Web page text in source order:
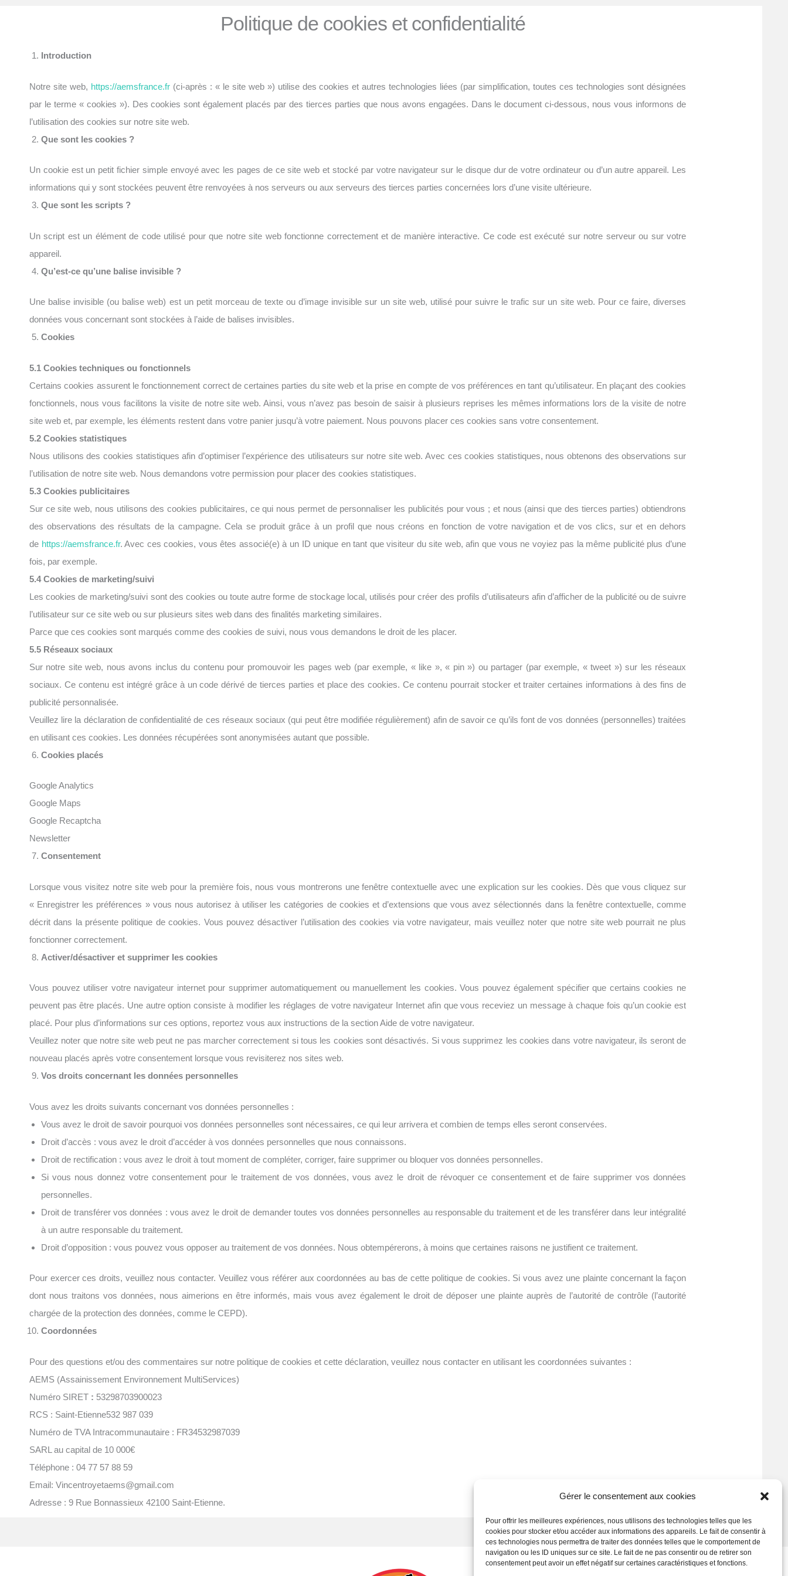
Gérer le consentement aux cookies
Pour offrir les meilleures expériences, nous utilisons des technologies telles que les
cookies pour stocker et/ou accéder aux informations des appareils. Le fait de consentir à
ces technologies nous permettra de traiter des données telles que le comportement de
navigation ou les ID uniques sur ce site. Le fait de ne pas consentir ou de retirer son
consentement peut avoir un effet négatif sur certaines caractéristiques et fonctions.
Politique de cookies et confidentialité
Introduction
Notre site web, https://aemsfrance.fr (ci-après : « le site web ») utilise des cookies et autres technologies liées (par simplification, toutes ces technologies sont désignées
par le terme « cookies »). Des cookies sont également placés par des tierces parties que nous avons engagées. Dans le document ci-dessous, nous vous informons de
l’utilisation des cookies sur notre site web.
Que sont les cookies ?
Un cookie est un petit fichier simple envoyé avec les pages de ce site web et stocké par votre navigateur sur le disque dur de votre ordinateur ou d’un autre appareil. Les
informations qui y sont stockées peuvent être renvoyées à nos serveurs ou aux serveurs des tierces parties concernées lors d’une visite ultérieure.
Que sont les scripts ?
Un script est un élément de code utilisé pour que notre site web fonctionne correctement et de manière interactive. Ce code est exécuté sur notre serveur ou sur votre
appareil.
Qu’est-ce qu’une balise invisible ?
Une balise invisible (ou balise web) est un petit morceau de texte ou d’image invisible sur un site web, utilisé pour suivre le trafic sur un site web. Pour ce faire, diverses
données vous concernant sont stockées à l’aide de balises invisibles.
Cookies
5.1 Cookies techniques ou fonctionnels
Certains cookies assurent le fonctionnement correct de certaines parties du site web et la prise en compte de vos préférences en tant qu’utilisateur. En plaçant des cookies
fonctionnels, nous vous facilitons la visite de notre site web. Ainsi, vous n’avez pas besoin de saisir à plusieurs reprises les mêmes informations lors de la visite de notre
site web et, par exemple, les éléments restent dans votre panier jusqu’à votre paiement. Nous pouvons placer ces cookies sans votre consentement.
5.2 Cookies statistiques
Nous utilisons des cookies statistiques afin d’optimiser l’expérience des utilisateurs sur notre site web. Avec ces cookies statistiques, nous obtenons des observations sur
l’utilisation de notre site web. Nous demandons votre permission pour placer des cookies statistiques.
5.3 Cookies publicitaires
Sur ce site web, nous utilisons des cookies publicitaires, ce qui nous permet de personnaliser les publicités pour vous ; et nous (ainsi que des tierces parties) obtiendrons
des observations des résultats de la campagne. Cela se produit grâce à un profil que nous créons en fonction de votre navigation et de vos clics, sur et en dehors
de https://aemsfrance.fr. Avec ces cookies, vous êtes associé(e) à un ID unique en tant que visiteur du site web, afin que vous ne voyiez pas la même publicité plus d’une
fois, par exemple.
5.4 Cookies de marketing/suivi
Les cookies de marketing/suivi sont des cookies ou toute autre forme de stockage local, utilisés pour créer des profils d’utilisateurs afin d’afficher de la publicité ou de suivre
l’utilisateur sur ce site web ou sur plusieurs sites web dans des finalités marketing similaires.
Parce que ces cookies sont marqués comme des cookies de suivi, nous vous demandons le droit de les placer.
5.5 Réseaux sociaux
Sur notre site web, nous avons inclus du contenu pour promouvoir les pages web (par exemple, « like », « pin ») ou partager (par exemple, « tweet ») sur les réseaux
sociaux. Ce contenu est intégré grâce à un code dérivé de tierces parties et place des cookies. Ce contenu pourrait stocker et traiter certaines informations à des fins de
publicité personnalisée.
Veuillez lire la déclaration de confidentialité de ces réseaux sociaux (qui peut être modifiée régulièrement) afin de savoir ce qu’ils font de vos données (personnelles) traitées
en utilisant ces cookies. Les données récupérées sont anonymisées autant que possible.
Cookies placés
Google Analytics
Google Maps
Google Recaptcha
Newsletter
Consentement
Lorsque vous visitez notre site web pour la première fois, nous vous montrerons une fenêtre contextuelle avec une explication sur les cookies. Dès que vous cliquez sur
« Enregistrer les préférences » vous nous autorisez à utiliser les catégories de cookies et d’extensions que vous avez sélectionnés dans la fenêtre contextuelle, comme
décrit dans la présente politique de cookies. Vous pouvez désactiver l’utilisation des cookies via votre navigateur, mais veuillez noter que notre site web pourrait ne plus
fonctionner correctement.
Activer/désactiver et supprimer les cookies
Vous pouvez utiliser votre navigateur internet pour supprimer automatiquement ou manuellement les cookies. Vous pouvez également spécifier que certains cookies ne
peuvent pas être placés. Une autre option consiste à modifier les réglages de votre navigateur Internet afin que vous receviez un message à chaque fois qu’un cookie est
placé. Pour plus d’informations sur ces options, reportez vous aux instructions de la section Aide de votre navigateur.
Veuillez noter que notre site web peut ne pas marcher correctement si tous les cookies sont désactivés. Si vous supprimez les cookies dans votre navigateur, ils seront de
nouveau placés après votre consentement lorsque vous revisiterez nos sites web.
Vos droits concernant les données personnelles
Vous avez les droits suivants concernant vos données personnelles :
Vous avez le droit de savoir pourquoi vos données personnelles sont nécessaires, ce qui leur arrivera et combien de temps elles seront conservées.
Droit d’accès : vous avez le droit d’accéder à vos données personnelles que nous connaissons.
Droit de rectification : vous avez le droit à tout moment de compléter, corriger, faire supprimer ou bloquer vos données personnelles.
Si vous nous donnez votre consentement pour le traitement de vos données, vous avez le droit de révoquer ce consentement et de faire supprimer vos données
personnelles.
Droit de transférer vos données : vous avez le droit de demander toutes vos données personnelles au responsable du traitement et de les transférer dans leur intégralité
à un autre responsable du traitement.
Droit d’opposition : vous pouvez vous opposer au traitement de vos données. Nous obtempérerons, à moins que certaines raisons ne justifient ce traitement.
Pour exercer ces droits, veuillez nous contacter. Veuillez vous référer aux coordonnées au bas de cette politique de cookies. Si vous avez une plainte concernant la façon
dont nous traitons vos données, nous aimerions en être informés, mais vous avez également le droit de déposer une plainte auprès de l’autorité de contrôle (l’autorité
chargée de la protection des données, comme le CEPD).
Coordonnées
Pour des questions et/ou des commentaires sur notre politique de cookies et cette déclaration, veuillez nous contacter en utilisant les coordonnées suivantes :
AEMS (Assainissement Environnement MultiServices)
Numéro SIRET : 53298703900023
RCS : Saint-Etienne532 987 039
Numéro de TVA Intracommunautaire : FR34532987039
SARL au capital de 10 000€
Téléphone : 04 77 57 88 59
Email: Vincentroyetaems@gmail.com
Adresse : 9 Rue Bonnassieux 42100 Saint-Etienne.